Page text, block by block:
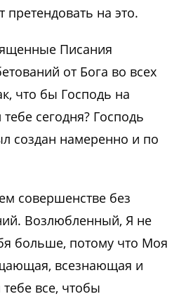
на это.
Писания
от Бога во всех
что бы Господь на
сегодня? Господь
создан намеренно и по
совершенстве без
Возлюбленный, Я не
больше, потому что Моя
всезнающая и
все, чтобы